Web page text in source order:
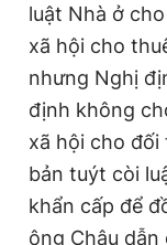
luật Nhà ở
xã hội cho
nhưng Nghị
định không
xã hội cho đối
bản tuýt còi
khẩn cấp để
ông Châu dẫn